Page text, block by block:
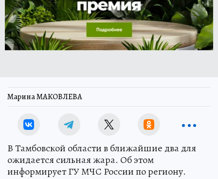
Марина МАКОВЛЕВА
В Тамбовской области в ближайшие два для
ожидается сильная жара. Об этом
информирует ГУ МЧС России по региону.